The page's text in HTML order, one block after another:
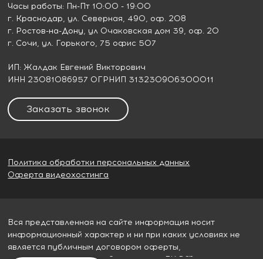
Часы работы: Пн-Пт 10:00 - 19:00
г. Краснодар, ул. Северная, 490, оф. 208
г. Ростов-на-Дону, ул Очаковская дом 39, оф. 20
г. Сочи, ул. Горького, 75 офис 507
ИП: Жалдак Евгений Викторович
ИНН 23081086957 ОГРНИП 313230906300011
Заказать звонок
Политика обработки персональных данных
Оферта видеохостинга
Вся представленная на сайте информация носит
информационный характер и ни при каких условиях не
является публичным договором оферты,